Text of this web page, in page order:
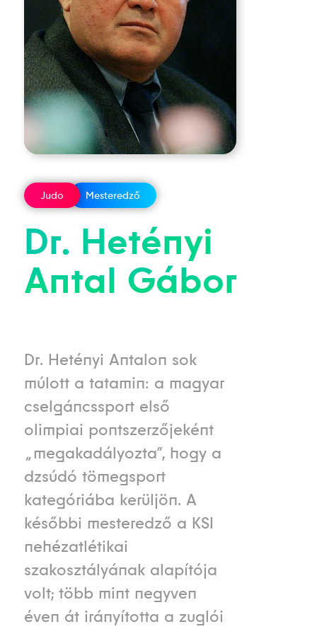
Judo Mesteredző
Dr. Hetényi
Antal Gábor
Dr. Hetényi Antalon sok
múlott a tatamin: a magyar
cselgáncssport első
olimpiai pontszerzőjeként
„megakadályozta”, hogy a
dzsúdó tömegsport
kategóriába kerüljön. A
későbbi mesteredző a KSI
nehézatlétikai
szakosztályának alapítója
volt; több mint negyven
éven át irányította a zuglói